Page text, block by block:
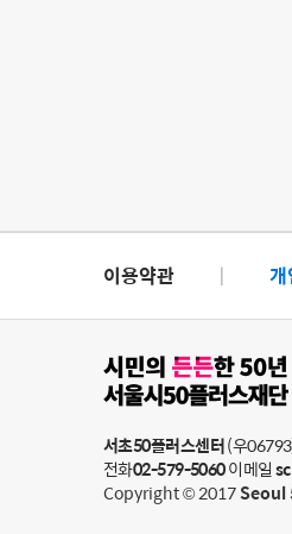
이용약관 |
서초50플러스센터(우
전화02-579-5060이메일
Copyright © 2017Seoul